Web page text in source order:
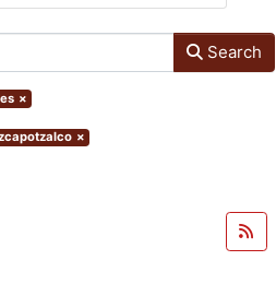
Search
×
×